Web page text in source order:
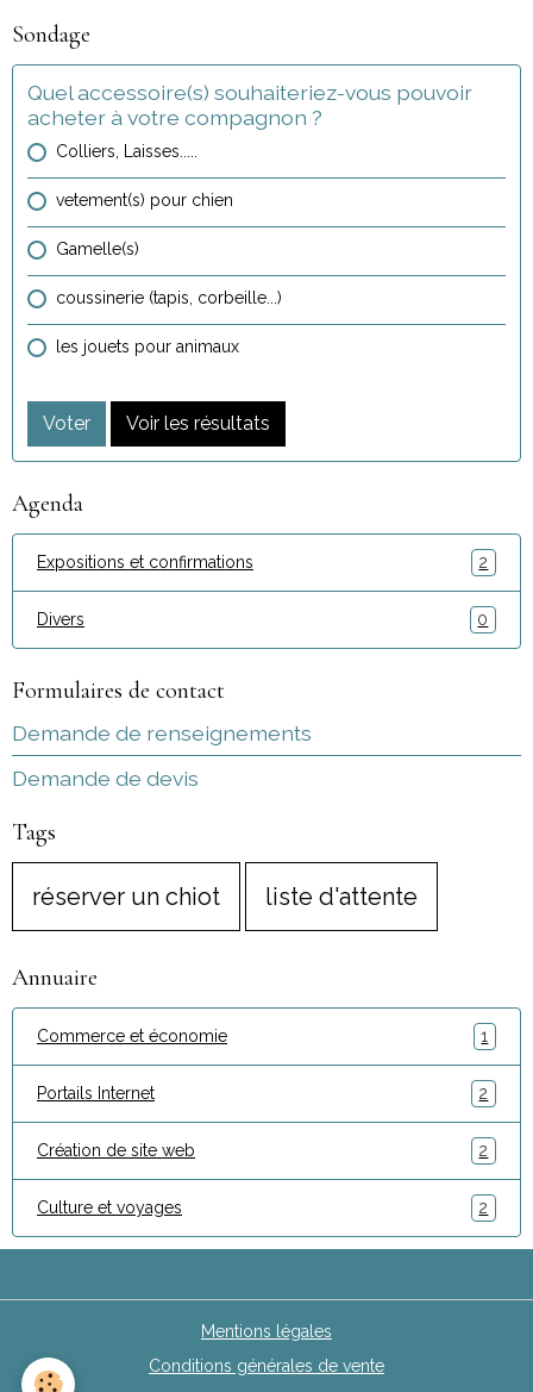
Sondage
Quel accessoire(s) souhaiteriez-vous pouvoir
acheter à votre compagnon ?
Colliers, Laisses.....
vetement(s) pour chien
Gamelle(s)
coussinerie (tapis, corbeille...)
les jouets pour animaux
Voter Voir les résultats
Agenda
Expositions et confirmations 2
Divers 0
Formulaires de contact
Demande de renseignements
Demande de devis
Tags
réserver un chiot liste d'attente
Annuaire
Commerce et économie 1
Portails Internet 2
Création de site web 2
Culture et voyages 2
Mentions légales
Conditions générales de vente